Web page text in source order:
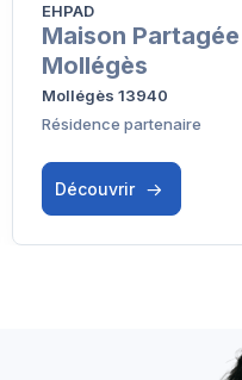
EHPAD
Maison
Mollégès
Mollégès 13940
Résidence partenaire
Découvrir